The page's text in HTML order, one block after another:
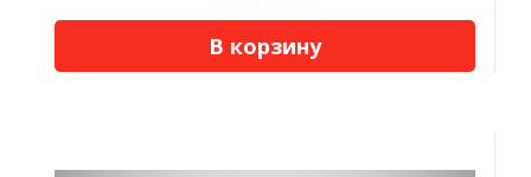
В корзину